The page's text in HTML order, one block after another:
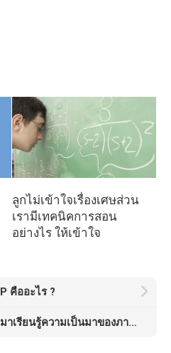
ลูกไม่เข้าใจเรื่องเศษส่วน
เรามีเทคนิคการสอน
อย่างไร ให้เข้าใจ
คืออะไร ?
จะเรียนภาษาอังกฤษ – มาเรียนรู้ความเป็นมาของภาษาอังกฤษกันก่อน